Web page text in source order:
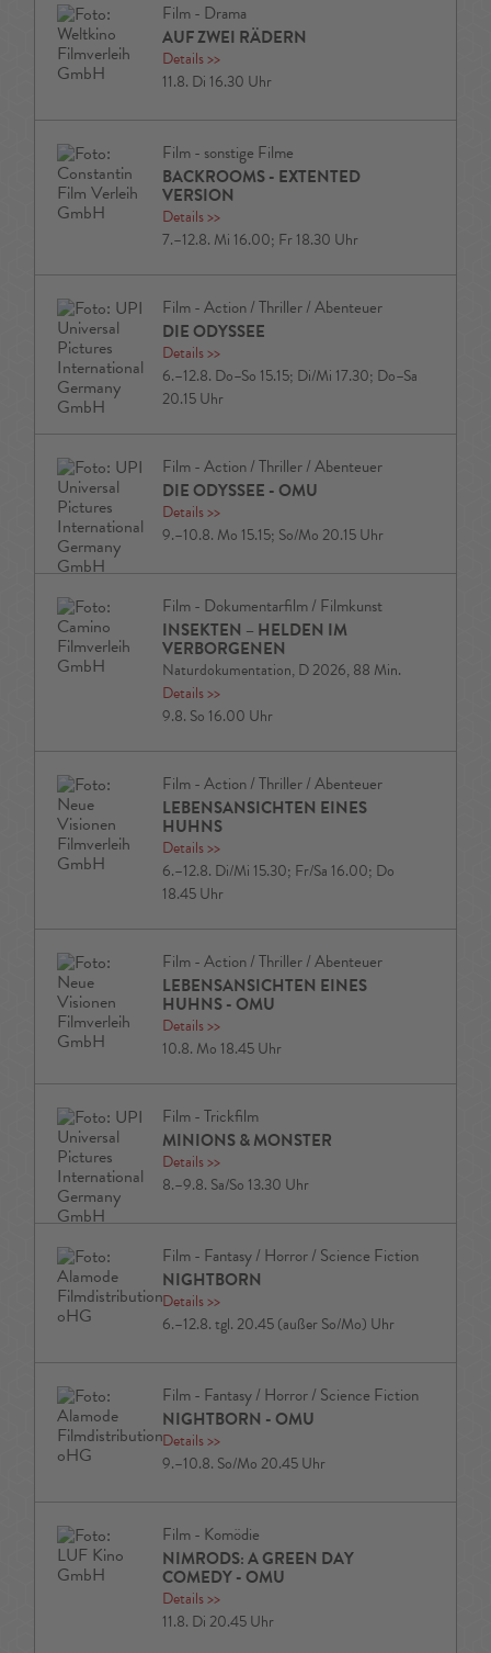
Film - Drama
AUF ZWEI RÄDERN
Details>>
11.8. Di 16.30 Uhr
Film - sonstige Filme
BACKROOMS - EXTENTED
VERSION
Details>>
7.–12.8. Mi 16.00; Fr 18.30 Uhr
Film - Action / Thriller / Abenteuer
DIE ODYSSEE
Details>>
6.–12.8. Do–So 15.15; Di/Mi 17.30; Do–Sa
20.15 Uhr
Film - Action / Thriller / Abenteuer
DIE ODYSSEE - OMU
Details>>
9.–10.8. Mo 15.15; So/Mo 20.15 Uhr
Film - Dokumentarfilm / Filmkunst
INSEKTEN – HELDEN IM
VERBORGENEN
Naturdokumentation, D 2026, 88 Min.
Details>>
9.8. So 16.00 Uhr
Film - Action / Thriller / Abenteuer
LEBENSANSICHTEN EINES
HUHNS
Details>>
6.–12.8. Di/Mi 15.30; Fr/Sa 16.00; Do
18.45 Uhr
Film - Action / Thriller / Abenteuer
LEBENSANSICHTEN EINES
HUHNS - OMU
Details>>
10.8. Mo 18.45 Uhr
Film - Trickfilm
MINIONS & MONSTER
Details>>
8.–9.8. Sa/So 13.30 Uhr
Film - Fantasy / Horror / Science Fiction
NIGHTBORN
Details>>
6.–12.8. tgl. 20.45 (außer So/Mo) Uhr
Film - Fantasy / Horror / Science Fiction
NIGHTBORN - OMU
Details>>
9.–10.8. So/Mo 20.45 Uhr
Film - Komödie
NIMRODS: A GREEN DAY
COMEDY - OMU
Details>>
11.8. Di 20.45 Uhr